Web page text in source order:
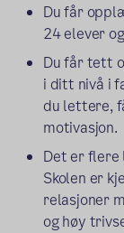
Du får
24 elever
Du får tett
i ditt nivå i
du lettere,
motivasjon.
Det er
Skolen er
relasjoner
og høy